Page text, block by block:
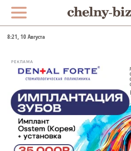
8:22, 10 Августа
РЕКЛАМА